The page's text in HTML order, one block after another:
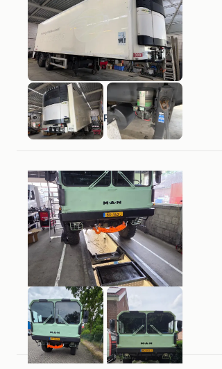
in
Mijn
Favorieten
W.MEIJER BEDRIJFSAUTO BV.
Amsterdam
Bewaren
in
NM
Ulft